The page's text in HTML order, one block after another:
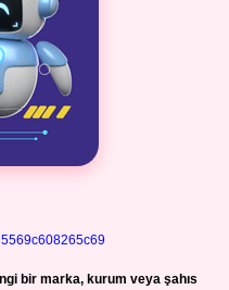
bir marka, kurum veya şahıs